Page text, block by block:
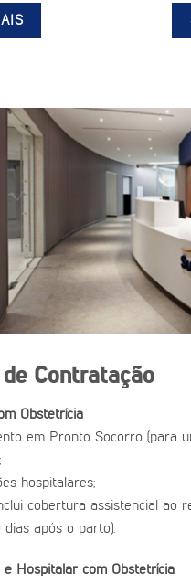
de Contratação
Obstetrícia
em Pronto Socorro (para
hospitalares;
cobertura assistencial ao
após o parto).
e Hospitalar com Obstetrícia